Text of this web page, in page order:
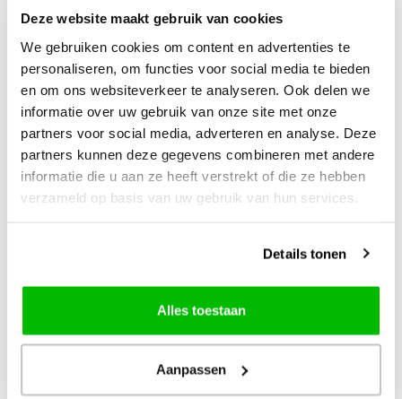
Deze website maakt gebruik van cookies
We gebruiken cookies om content en advertenties te
personaliseren, om functies voor social media te bieden
en om ons websiteverkeer te analyseren. Ook delen we
informatie over uw gebruik van onze site met onze
partners voor social media, adverteren en analyse. Deze
partners kunnen deze gegevens combineren met andere
informatie die u aan ze heeft verstrekt of die ze hebben
verzameld op basis van uw gebruik van hun services.
Details tonen
Alles toestaan
Aanpassen
+ +
Pixelhobby patroon
802061 Flamingos
Pixelhobby Patroon
5811 Twee Duiven